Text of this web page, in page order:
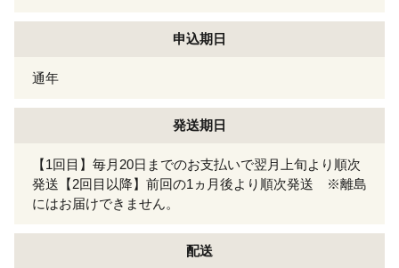
申込期日
通年
発送期日
【1回目】毎月20日までのお支払いで翌月上旬より順次
発送【2回目以降】前回の1ヵ月後より順次発送 ※離島
にはお届けできません。
配送